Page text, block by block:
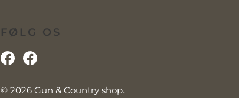
FØLG OS
© 2026Gun & Country shop.